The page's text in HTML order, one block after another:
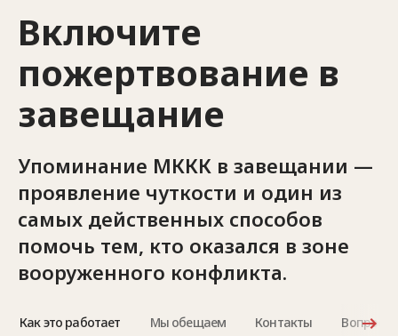
Включите
пожертвование в
завещание
Упоминание МККК в завещании —
проявление чуткости и один из
самых действенных способов
помочь тем, кто оказался в зоне
вооруженного конфликта.
Как это работает Мы обещаем Контакты Вопросы